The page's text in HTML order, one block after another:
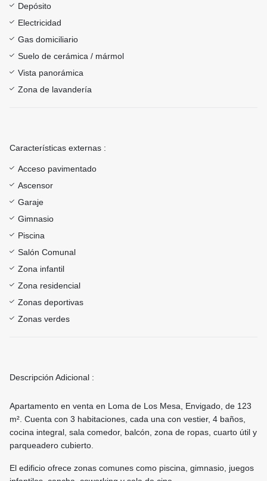
Depósito
Electricidad
Gas domiciliario
Suelo de cerámica / mármol
Vista panorámica
Zona de lavandería
Características externas :
Acceso pavimentado
Ascensor
Garaje
Gimnasio
Piscina
Salón Comunal
Zona infantil
Zona residencial
Zonas deportivas
Zonas verdes
Descripción Adicional :
Apartamento en venta en Loma de Los Mesa, Envigado, de 123
m². Cuenta con 3 habitaciones, cada una con vestier, 4 baños,
cocina integral, sala comedor, balcón, zona de ropas, cuarto útil y
parqueadero cubierto.
El edificio ofrece zonas comunes como piscina, gimnasio, juegos